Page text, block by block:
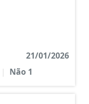
21/01/2026
| Não 1